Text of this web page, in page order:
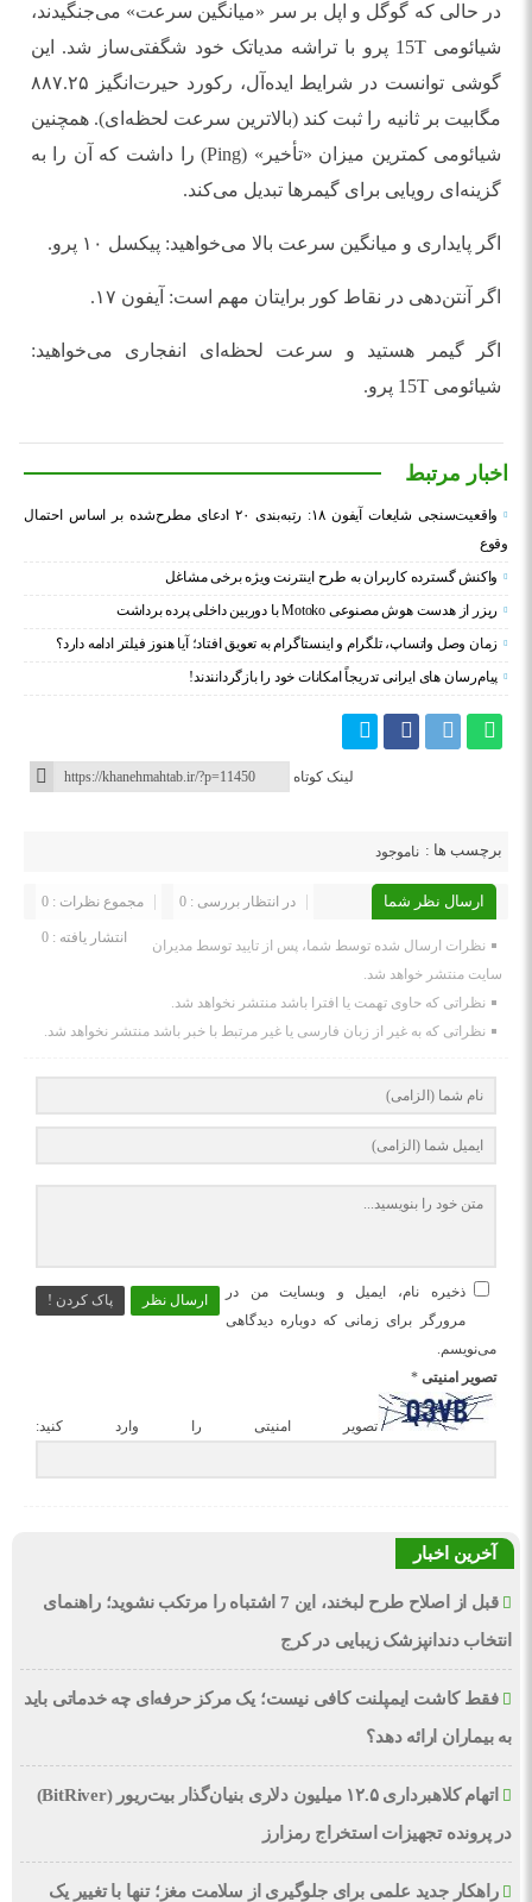
در حالی که گوگل و اپل بر سر «میانگین سرعت» می‌جنگیدند،
شیائومی 15T پرو با تراشه مدیاتک خود شگفتی‌ساز شد. این
گوشی توانست در شرایط ایده‌آل، رکورد حیرت‌انگیز ۸۸۷.۲۵
مگابیت بر ثانیه را ثبت کند (بالاترین سرعت لحظه‌ای). همچنین
شیائومی کمترین میزان «تأخیر» (Ping) را داشت که آن را به
گزینه‌ای رویایی برای گیمرها تبدیل می‌کند.
اگر پایداری و میانگین سرعت بالا می‌خواهید: پیکسل ۱۰ پرو.
اگر آنتن‌دهی در نقاط کور برایتان مهم است: آیفون ۱۷.
اگر گیمر هستید و سرعت لحظه‌ای انفجاری می‌خواهید:
شیائومی 15T پرو.
اخبار مرتبط
واقعیت‌سنجی شایعات آیفون ۱۸: رتبه‌بندی ۲۰ ادعای مطرح‌شده بر اساس احتمال
وقوع
واکنش گسترده کاربران به طرح اینترنت ویژه برخی مشاغل
ریزر از هدست هوش مصنوعی Motoko با دوربین داخلی پرده برداشت
زمان وصل واتساپ، تلگرام و اینستاگرام به تعویق افتاد؛ آیا هنوز فیلتر ادامه دارد؟
پیام‌رسان‌ های ایرانی تدریجاً امکانات خود را بازگردانندند!
لینک کوتاه
برچسب ها : ناموجود
ارسال نظر شما مجموع نظرات : 0 در انتظار بررسی : 0
انتشار یافته : 0
نظرات ارسال شده توسط شما، پس از تایید توسط مدیران
سایت منتشر خواهد شد.
نظراتی که حاوی تهمت یا افترا باشد منتشر نخواهد شد.
نظراتی که به غیر از زبان فارسی یا غیر مرتبط با خبر باشد منتشر نخواهد شد.
ارسال نظر پاک کردن !
ذخیره نام، ایمیل و وبسایت من در
مرورگر برای زمانی که دوباره دیدگاهی
می‌نویسم.
تصویر امنیتی *
تصویر امنیتی را وارد کنید:
آخرین اخبار
قبل از اصلاح طرح لبخند، این 7 اشتباه را مرتکب نشوید؛ راهنمای
انتخاب دندانپزشک زیبایی در کرج
فقط کاشت ایمپلنت کافی نیست؛ یک مرکز حرفه‌ای چه خدماتی باید
به بیماران ارائه دهد؟
اتهام کلاهبرداری ۱۲.۵ میلیون دلاری بنیان‌گذار بیت‌ریور (BitRiver)
در پرونده تجهیزات استخراج رمزارز
راهکار جدید علمی برای جلوگیری از سلامت مغز؛ تنها با تغییر یک